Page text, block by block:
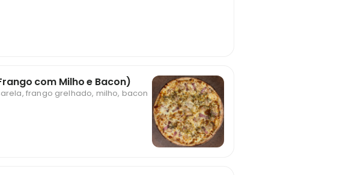
com Milho e Bacon)
frango grelhado, milho, bacon